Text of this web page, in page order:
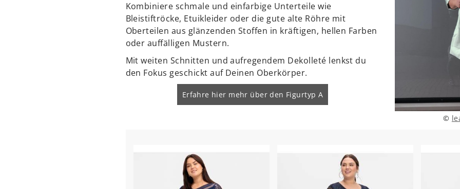
©
Kombiniere schmale und einfarbige Unterteile wie
Bleistiftröcke, Etuikleider oder die gute alte Röhre mit
Oberteilen aus glänzenden Stoffen in kräftigen, hellen Farben
oder auffälligen Mustern.
Mit weiten Schnitten und aufregendem Dekolleté lenkst du
den Fokus geschickt auf Deinen Oberkörper.
Erfahre hier mehr über den Figurtyp A